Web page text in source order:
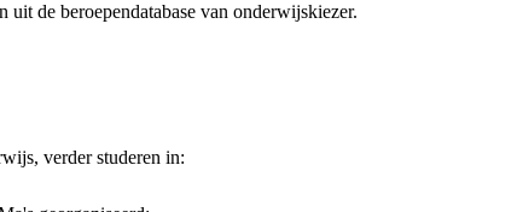
de beroependatabase van onderwijskiezer.
verder studeren in: